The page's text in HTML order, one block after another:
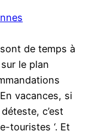
de temps à
le plan
vacances, si
c’est
touristes ‘. Et